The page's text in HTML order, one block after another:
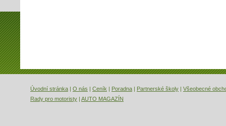
Úvodní stránka | O nás | Ceník | Poradna | Partnerské školy | Všeobecné
Rady pro motoristy | AUTO MAGAZÍN